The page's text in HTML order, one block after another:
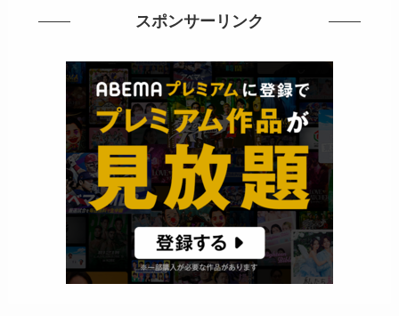
スポンサーリンク